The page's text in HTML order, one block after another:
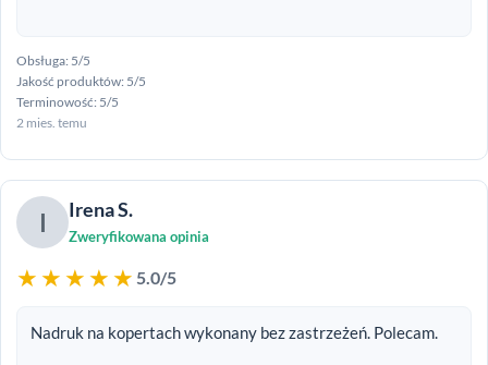
Obsługa: 5/5
Jakość produktów: 5/5
Terminowość: 5/5
2 mies. temu
I Irena S.
Zweryfikowana opinia
★★★★★ 5.0/5
Nadruk na kopertach wykonany bez zastrzeżeń. Polecam.